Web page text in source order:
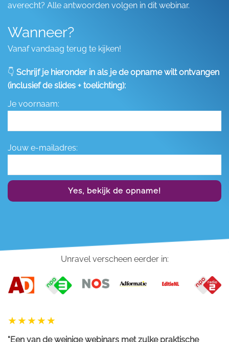
averecht? Alle antwoorden volgen in dit webinar.
Wanneer?
Vanaf vandaag terug te kijken!
👇 Schrijf je hieronder in als je de opname wilt ontvangen
(inclusief de slides + toelichting):
Je voornaam:
Jouw e-mailadres:
Yes, bekijk de opname!
Unravel verscheen eerder in:
"Een van de weinige webinars met zulke praktische